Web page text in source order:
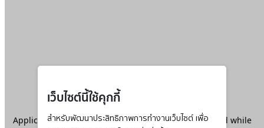
เว็บไซต์นี้ใช้คุกกี้
สำหรับพัฒนาประสิทธิภาพการทำงานเว็บไซต์ เพื่อ
Application error: aclient-side exception has occurred while